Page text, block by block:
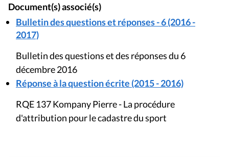
Document(s) associé(s)
Bulletin des questions et réponses - 6 (2016 -
2017)
Bulletin des questions et des réponses du 6
décembre 2016
Réponse à la question écrite (2015 - 2016)
RQE 137 Kompany Pierre - La procédure
d'attribution pour le cadastre du sport